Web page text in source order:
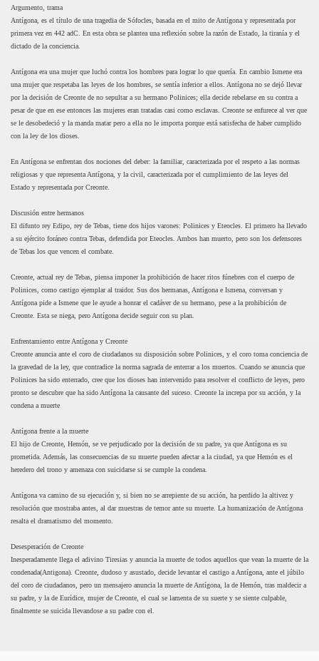
Argumento, trama
Antígona, es el título de una tragedia de Sófocles, basada en el mito de Antígona y representada por
primera vez en 442 adC. En esta obra se plantea una reflexión sobre la razón de Estado, la tiranía y el
dictado de la conciencia.
Antígona era una mujer que luchó contra los hombres para lograr lo que quería. En cambio Ismene era
una mujer que respetaba las leyes de los hombres, se sentía inferior a ellos. Antígona no se dejó llevar
por la decisión de Creonte de no sepultar a su hermano Polinices; ella decide rebelarse en su contra a
pesar de que en ese entonces las mujeres eran tratadas casi como esclavas. Creonte se enfurece al ver que
se le desobedeció y la manda matar pero a ella no le importa porque está satisfecha de haber cumplido
con la ley de los dioses.
En Antígona se enfrentan dos nociones del deber: la familiar, caracterizada por el respeto a las normas
religiosas y que representa Antígona, y la civil, caracterizada por el cumplimiento de las leyes del
Estado y representada por Creonte.
Discusión entre hermanos
El difunto rey Edipo, rey de Tebas, tiene dos hijos varones: Polinices y Eteocles. El primero ha llevado
a su ejército foráneo contra Tebas, defendida por Eteocles. Ambos han muerto, pero son los defensores
de Tebas los que vencen el combate.
Creonte, actual rey de Tebas, piensa imponer la prohibición de hacer ritos fúnebres con el cuerpo de
Polinices, como castigo ejemplar al traidor. Sus dos hermanas, Antígona e Ismena, conversan y
Antígona pide a Ismene que le ayude a honrar el cadáver de su hermano, pese a la prohibición de
Creonte. Esta se niega, pero Antígona decide seguir con su plan.
Enfrentamiento entre Antígona y Creonte
Creonte anuncia ante el coro de ciudadanos su disposición sobre Polinices, y el coro toma conciencia de
la gravedad de la ley, que contradice la norma sagrada de enterrar a los muertos. Cuando se anuncia que
Polinices ha sido enterrado, cree que los dioses han intervenido para resolver el conflicto de leyes, pero
pronto se descubre que ha sido Antígona la causante del suceso. Creonte la increpa por su acción, y la
condena a muerte
Antígona frente a la muerte
El hijo de Creonte, Hemón, se ve perjudicado por la decisión de su padre, ya que Antígona es su
prometida. Además, las consecuencias de su muerte pueden afectar a la ciudad, ya que Hemón es el
heredero del trono y amenaza con suicidarse si se cumple la condena.
Antígona va camino de su ejecución y, si bien no se arrepiente de su acción, ha perdido la altivez y
resolución que mostraba antes, al dar muestras de temor ante su muerte. La humanización de Antígona
resalta el dramatismo del momento.
Desesperación de Creonte
Inesperadamente llega el adivino Tiresias y anuncia la muerte de todos aquellos que vean la muerte de la
condenada(Antigona). Creonte, dudoso y asustado, decide levantar el castigo a Antígona, ante el júbilo
del coro de ciudadanos, pero un mensajero anuncia la muerte de Antígona, la de Hemón, tras maldecir a
su padre, y la de Eurídice, mujer de Creonte, el cual se lamenta de su suerte y se siente culpable,
finalmente se suicida llevandose a su padre con el.